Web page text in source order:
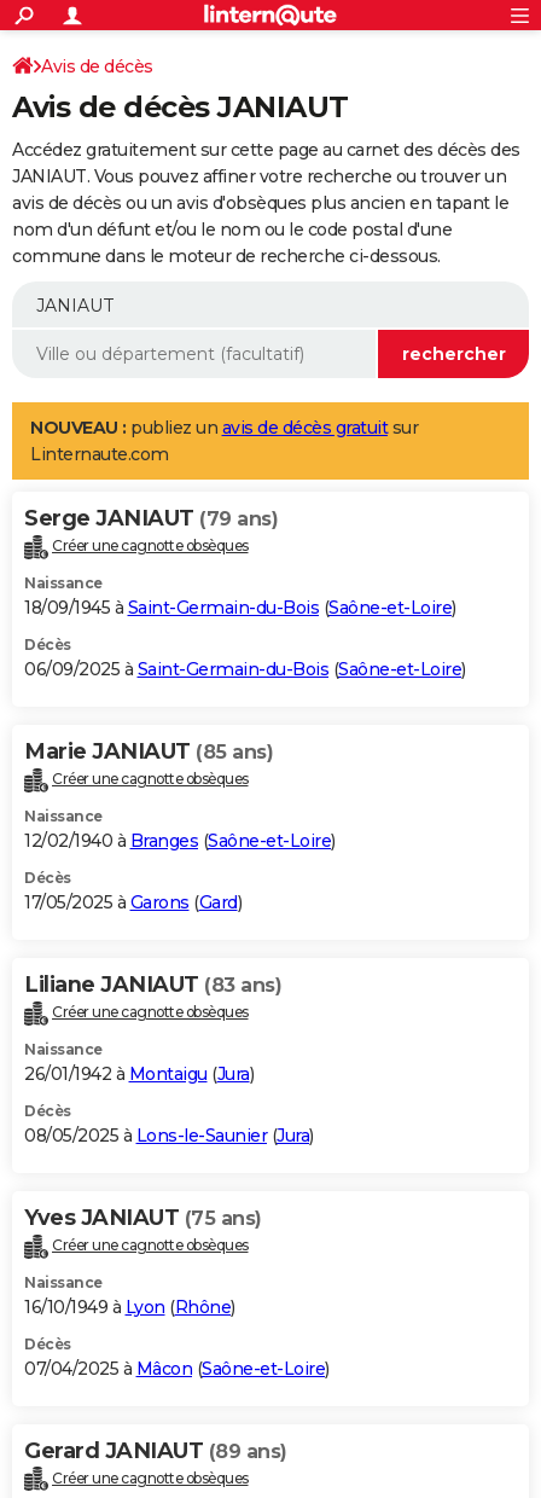
ACTUALITÉS
Politique
Société
Faits Divers
Education
Monde
Villes
+
SPORT
Coupe du monde 2026
Football
Tennis
Cyclisme
Rugby
Forum
Programme TV
TNT
Streaming
Cinéma
Sorties cinéma
Musique
+
FINANCE
Retraite
Epargne
Immobilier
Risques naturels par ville
Banque
Assurance
AUTO
Essais
Réserver un essai
Citadines
Berlines
SUV
Forum auto
+
Mobiles
Meilleur smartphone
Internet
Ordinateurs
Jeux vidéo
Guide high-tech
Aménagement intérieur
LIFESTYLE
Art de vivre
Bien-être
Loisirs
Mode
Modes de vie
Alimentation
Guide de la santé
Maladies
Médicaments
Sommeil
VOYAGE
Destinations
City break
Voyage nature
Voyage de noces
Forum
Climat
+PHOTO
GUIDES D'ACHAT
BONS PLANS
Carte de Noël
Carte Bonne année
Carte Saint-Valentin
Carte Pâques
Carte d'anniversaire
DICTIONNAIRE
Dictionnaire
Biographies
Citations
Expressions
Proverbes
PROGRAMME TV
S'inscrire
Se connecter
Lycées
Collèges
Primaires
Universités
Entreprises
Service militaire
Avis de recherche
AVIS DE DÉCÈS
Bricolage
Lifestyle
Culture
Sport
Auto
Television
Voyage
Cinema
Avis de décès
Avis de décès JANIAUT
Accédez gratuitement sur cette page au carnet des décès des
JANIAUT. Vous pouvez affiner votre recherche ou trouver un
avis de décès ou un avis d'obsèques plus ancien en tapant le
nom d'un défunt et/ou le nom ou le code postal d'une
commune dans le moteur de recherche ci-dessous.
NOUVEAU : publiez un avis de décès gratuitsur
Linternaute.com
Serge JANIAUT (79 ans)
Créer une cagnotte obsèques
Naissance
18/09/1945 à Saint-Germain-du-Bois (Saône-et-Loire)
Décès
06/09/2025 à Saint-Germain-du-Bois (Saône-et-Loire)
Marie JANIAUT (85 ans)
Créer une cagnotte obsèques
Naissance
12/02/1940 à Branges (Saône-et-Loire)
Décès
17/05/2025 à Garons (Gard)
Liliane JANIAUT (83 ans)
Créer une cagnotte obsèques
Naissance
26/01/1942 à Montaigu (Jura)
Décès
08/05/2025 à Lons-le-Saunier(Jura)
Yves JANIAUT (75 ans)
Créer une cagnotte obsèques
Naissance
16/10/1949 à Lyon (Rhône)
Décès
07/04/2025 à Mâcon (Saône-et-Loire)
Gerard JANIAUT (89 ans)
Créer une cagnotte obsèques